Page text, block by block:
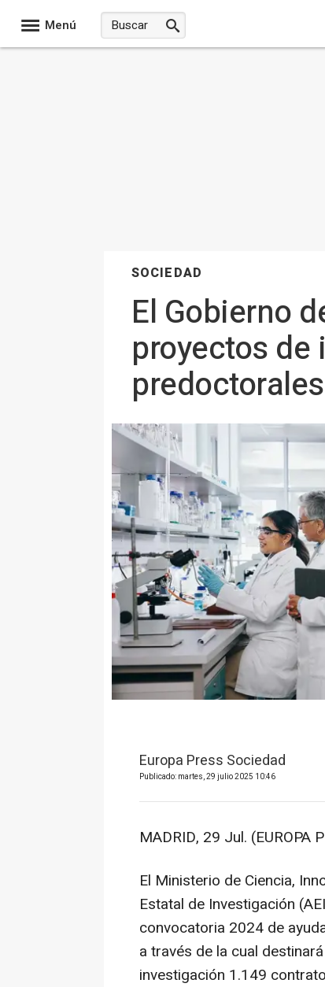
Menú
SOCIEDAD
El Gobierno
proyectos
predoctorales
Europa Press Sociedad
Publicado: martes, 29 julio 2025 10:46
MADRID, 29 Jul. (EUROPA
El Ministerio de Ciencia,
Estatal de Investigación
convocatoria 2024 de
a través de la cual
investigación 1.149